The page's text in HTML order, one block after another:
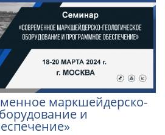
маркшейдерско-
и